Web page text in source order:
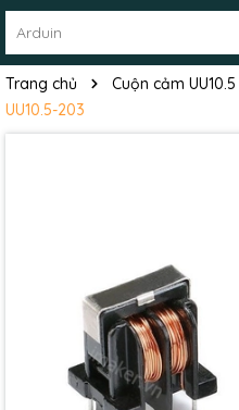
Trang chủ Cuộn cảm UU10.5
UU10.5-203